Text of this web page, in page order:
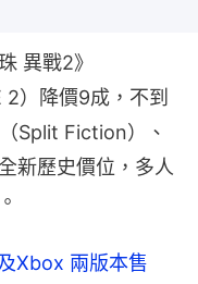
異戰2》
2）降價9成，不到
Split Fiction）、
新歷史價位，多人
Xbox 兩版本售